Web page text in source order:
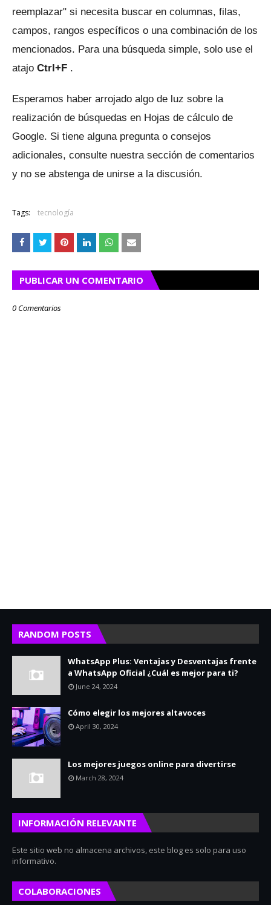
reemplazar" si necesita buscar en columnas, filas,
campos, rangos específicos o una combinación de los
mencionados. Para una búsqueda simple, solo use el
atajo Ctrl+F .
Esperamos haber arrojado algo de luz sobre la
realización de búsquedas en Hojas de cálculo de
Google. Si tiene alguna pregunta o consejos
adicionales, consulte nuestra sección de comentarios
y no se abstenga de unirse a la discusión.
Tags: tecnología
PUBLICAR UN COMENTARIO
0 Comentarios
RANDOM POSTS
WhatsApp Plus: Ventajas y Desventajas frente
a WhatsApp Oficial ¿Cuál es mejor para ti?
June 24, 2024
Cómo elegir los mejores altavoces
April 30, 2024
Los mejores juegos online para divertirse
March 28, 2024
INFORMACIÓN RELEVANTE
Este sitio web no almacena archivos, este blog es solo para uso
informativo.
COLABORACIONES